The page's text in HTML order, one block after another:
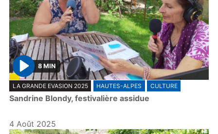
P
l
a
8 MIN
LA GRANDE EVASION 2025 HAUTES-ALPES CULTURE
Sandrine Blondy, festivalière assidue
4 Août 2025